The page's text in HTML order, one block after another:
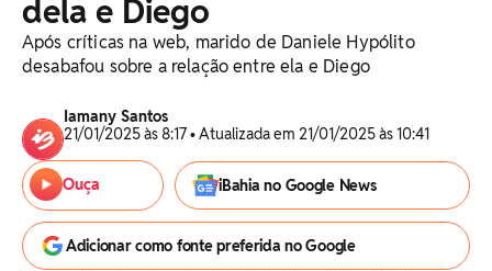
dela e Diego
Após críticas na web, marido de Daniele Hypólito
desabafou sobre a relação entre ela e Diego
Iamany Santos
21/01/2025 às 8:17 • Atualizada em 21/01/2025 às 10:41
Ouça iBahia no Google News
Adicionar como fonte preferida no Google